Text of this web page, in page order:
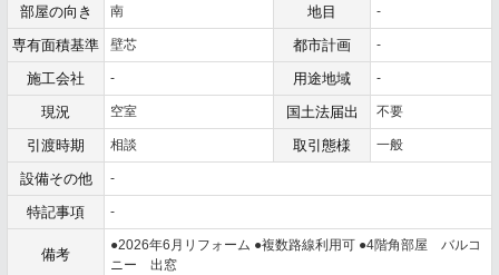
部屋の向き 南 地目 -
専有面積基準 壁芯 都市計画 -
施工会社 - 用途地域 -
現況 空室 国土法届出 不要
引渡時期 相談 取引態様 一般
設備その他 -
特記事項 -
備考
●2026年6月リフォーム ●複数路線利用可 ●4階角部屋 バルコ
ニー 出窓